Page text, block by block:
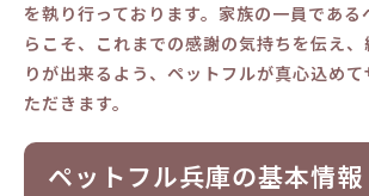
を執り行っております。家族の一員であ
らこそ、これまでの感謝の気持ちを伝え
りが出来るよう、ペットフルが真心込め
ただきます。
ペットフル兵庫の基本情報